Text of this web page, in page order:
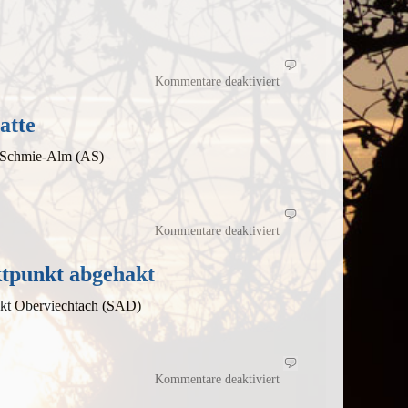
Kommentare deaktiviert
für
Und
wieder
Kandidat
Brotzeitplatte
Alm (AS)
Kommentare deaktiviert
für
Beim
IVV-
Projektpunkt
abgehakt
Oberviechtach (SAD)
Kommentare deaktiviert
für
Von
Kapellen,